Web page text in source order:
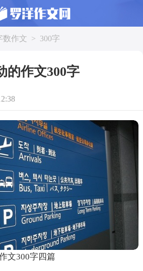
数作文 > 300字
的作文300字
文300字四篇